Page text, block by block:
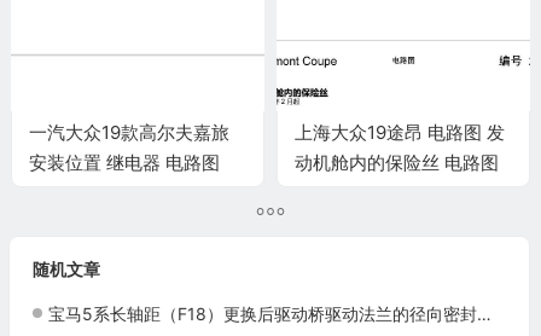
一汽大众19款高尔夫嘉旅
安装位置 继电器 电路图
上海大众19途昂 电路图 发
动机舱内的保险丝 电路图
随机文章
宝马5系长轴距（F18）更换后驱动桥驱动法兰的径向密封环施工与复检标准